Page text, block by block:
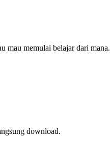
memulai belajar dari
download.